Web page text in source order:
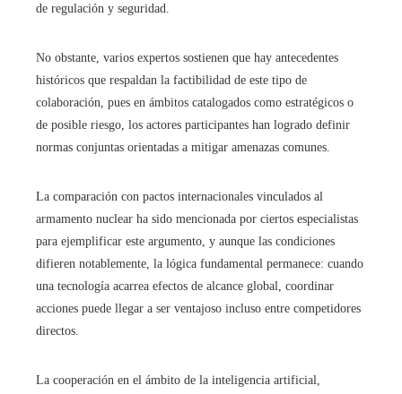
de regulación y seguridad.
No obstante, varios expertos sostienen que hay antecedentes
históricos que respaldan la factibilidad de este tipo de
colaboración, pues en ámbitos catalogados como estratégicos o
de posible riesgo, los actores participantes han logrado definir
normas conjuntas orientadas a mitigar amenazas comunes.
La comparación con pactos internacionales vinculados al
armamento nuclear ha sido mencionada por ciertos especialistas
para ejemplificar este argumento, y aunque las condiciones
difieren notablemente, la lógica fundamental permanece: cuando
una tecnología acarrea efectos de alcance global, coordinar
acciones puede llegar a ser ventajoso incluso entre competidores
directos.
La cooperación en el ámbito de la inteligencia artificial,